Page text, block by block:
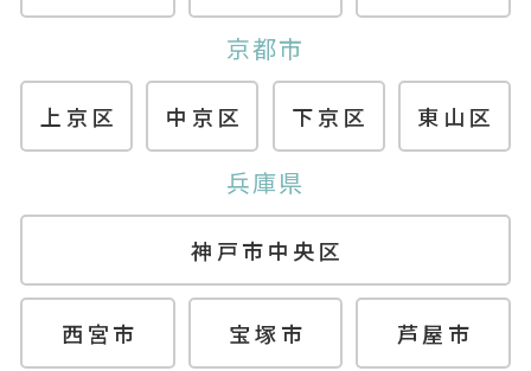
京都市
上京区 中京区 下京区 東山区
兵庫県
神戸市中央区
西宮市 宝塚市 芦屋市